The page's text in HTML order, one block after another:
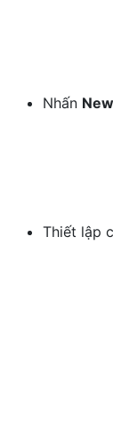
Nhấn New
Thiết lập